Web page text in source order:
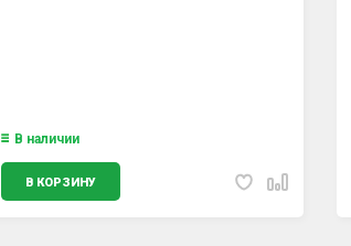
В наличии
В КОРЗИНУ